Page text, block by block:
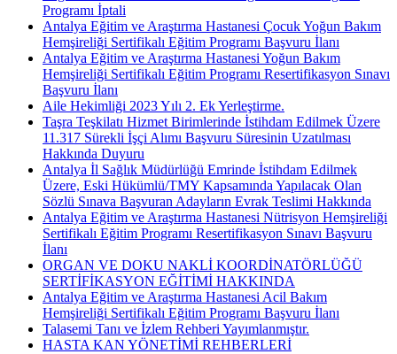
Programı İptali
Antalya Eğitim ve Araştırma Hastanesi Çocuk Yoğun Bakım
Hemşireliği Sertifikalı Eğitim Programı Başvuru İlanı
Antalya Eğitim ve Araştırma Hastanesi Yoğun Bakım
Hemşireliği Sertifikalı Eğitim Programı Resertifikasyon Sınavı
Başvuru İlanı
Aile Hekimliği 2023 Yılı 2. Ek Yerleştirme.
Taşra Teşkilatı Hizmet Birimlerinde İstihdam Edilmek Üzere
11.317 Sürekli İşçi Alımı Başvuru Süresinin Uzatılması
Hakkında Duyuru
Antalya İl Sağlık Müdürlüğü Emrinde İstihdam Edilmek
Üzere, Eski Hükümlü/TMY Kapsamında Yapılacak Olan
Sözlü Sınava Başvuran Adayların Evrak Teslimi Hakkında
Antalya Eğitim ve Araştırma Hastanesi Nütrisyon Hemşireliği
Sertifikalı Eğitim Programı Resertifikasyon Sınavı Başvuru
İlanı
ORGAN VE DOKU NAKLİ KOORDİNATÖRLÜĞÜ
SERTİFİKASYON EĞİTİMİ HAKKINDA
Antalya Eğitim ve Araştırma Hastanesi Acil Bakım
Hemşireliği Sertifikalı Eğitim Programı Başvuru İlanı
Talasemi Tanı ve İzlem Rehberi Yayımlanmıştır.
HASTA KAN YÖNETİMİ REHBERLERİ